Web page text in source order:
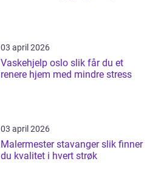
03 april 2026
Vaskehjelp oslo slik får du et
renere hjem med mindre stress
03 april 2026
Malermester stavanger slik finner
du kvalitet i hvert strøk